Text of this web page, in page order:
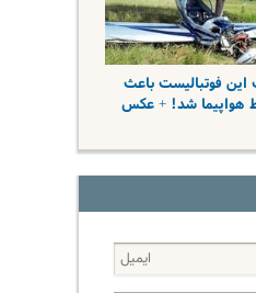
فوتبالیست باعث
هواپیما شد! + عکس